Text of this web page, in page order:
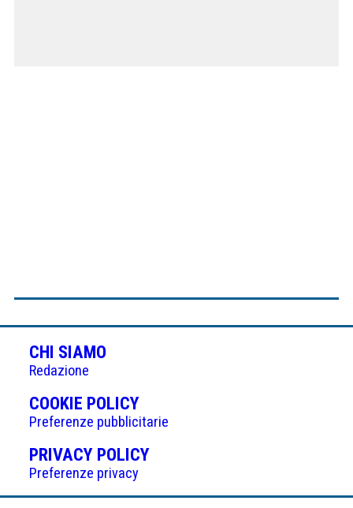
CHI SIAMO
Redazione
COOKIE POLICY(APRE
IN
UNA
NUOVA
Preferenze pubblicitarie
PRIVACY POLICY(APRE
UNA
Preferenze privacy